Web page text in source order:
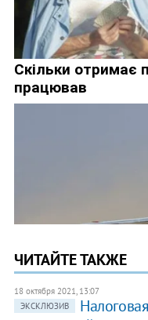
ЧИТАЙТЕ ТАКЖЕ
18 октября 2021, 13:07
ЭКСКЛЮЗИВ